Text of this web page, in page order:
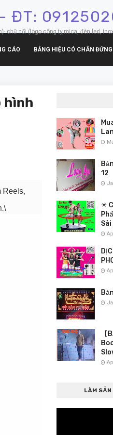
- ĐT:
chữ nổi (logo công ty,mica, đèn led,
CÁO BẢNG HIỆU CÓ CHÂN
hình
Reels,
12
☀
Sài
LÀM SẢN